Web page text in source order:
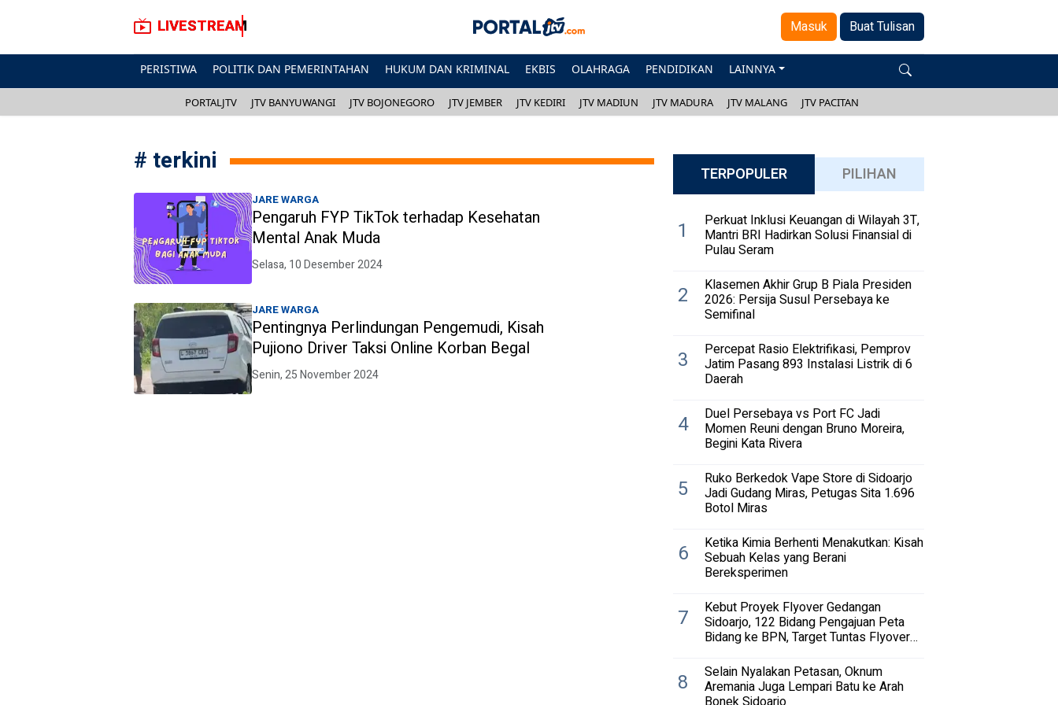
LIVESTREAM Masuk Buat Tulisan
PERISTIWA POLITIK DAN PEMERINTAHAN HUKUM DAN KRIMINAL EKBIS OLAHRAGA PENDIDIKAN LAINNYA
PORTALJTV JTV BANYUWANGI JTV BOJONEGORO JTV JEMBER JTV KEDIRI JTV MADIUN JTV MADURA JTV MALANG JTV PACITAN
# terkini
JARE WARGA
Pengaruh FYP TikTok terhadap Kesehatan
Mental Anak Muda
Selasa, 10 Desember 2024
JARE WARGA
Pentingnya Perlindungan Pengemudi, Kisah
Pujiono Driver Taksi Online Korban Begal
Senin, 25 November 2024
TERPOPULER PILIHAN
1 Perkuat Inklusi Keuangan di Wilayah 3T,
Mantri BRI Hadirkan Solusi Finansial di
Pulau Seram
2 Klasemen Akhir Grup B Piala Presiden
2026: Persija Susul Persebaya ke
Semifinal
3 Percepat Rasio Elektrifikasi, Pemprov
Jatim Pasang 893 Instalasi Listrik di 6
Daerah
4 Duel Persebaya vs Port FC Jadi
Momen Reuni dengan Bruno Moreira,
Begini Kata Rivera
5 Ruko Berkedok Vape Store di Sidoarjo
Jadi Gudang Miras, Petugas Sita 1.696
Botol Miras
6 Ketika Kimia Berhenti Menakutkan: Kisah
Sebuah Kelas yang Berani
Bereksperimen
7 Kebut Proyek Flyover Gedangan
Sidoarjo, 122 Bidang Pengajuan Peta
Bidang ke BPN, Target Tuntas Flyover
8 Selain Nyalakan Petasan, Oknum
Aremania Juga Lempari Batu ke Arah